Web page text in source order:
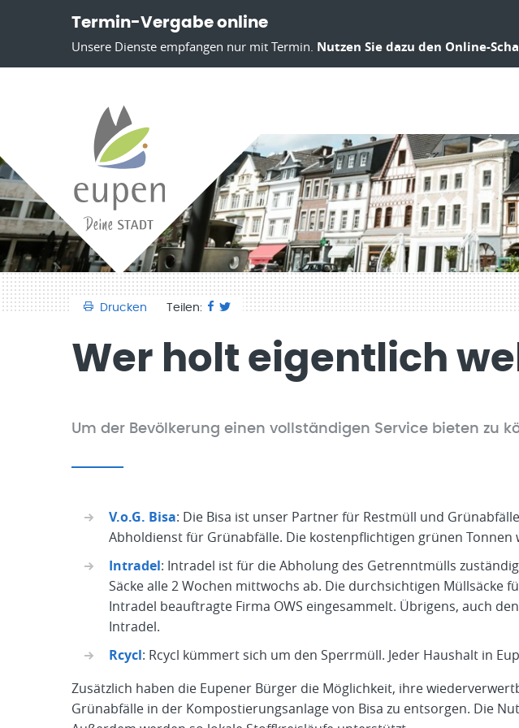
Termin-Vergabe online
Unsere Dienste empfangen nur mit Termin. Nutzen Sie dazu den Online-
Drucken Teilen:
Wer holt eigentlich
Um der Bevölkerung einen vollständigen Service bieten zu
V.o.G. Bisa: Die Bisa ist unser Partner für Restmüll und
Abholdienst für Grünabfälle. Die kostenpflichtigen grünen
Intradel: Intradel ist für die Abholung des Getrenntmülls
Säcke alle 2 Wochen mittwochs ab. Die durchsichtigen
Intradel beauftragte Firma OWS eingesammelt. Übrigens, auch
Intradel.
Rcycl: Rcycl kümmert sich um den Sperrmüll. Jeder Haushalt in
Zusätzlich haben die Eupener Bürger die Möglichkeit, ihre
Grünabfälle in der Kompostierungsanlage von Bisa zu entsorgen. Die